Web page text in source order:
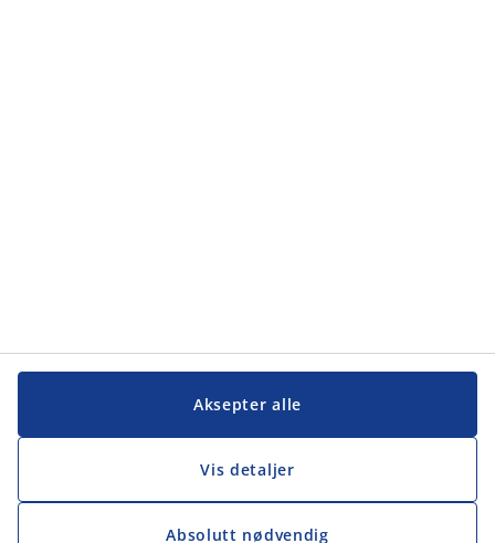
Aksepter alle
Vis detaljer
Absolutt nødvendig